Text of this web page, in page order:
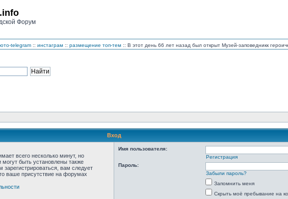
Форум
telegram :: инстаграм :: размещение топ-тем :: В этот день 66 лет назад был открыт Музей-заповедникк
Вход
всего несколько минут, но
быть установлены также
зарегистрироваться, вам следует
ваше присутствие на форумах
Имя пользователя:
Регистрация
Пароль:
Забыли пароль?
Запомнить меня
Скрыть моё пребывание на